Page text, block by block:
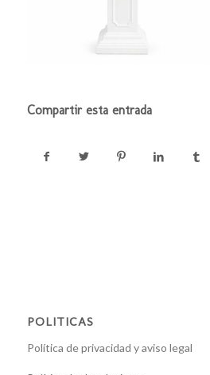
Compartir esta entrada
POLITICAS
Política de privacidad y aviso legal